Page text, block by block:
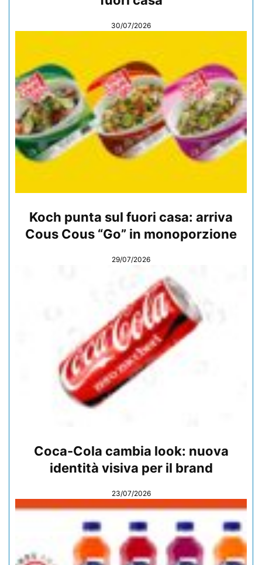
30/07/2026
Koch punta sul fuori casa: arriva
Cous Cous “Go” in monoporzione
29/07/2026
Coca-Cola cambia look: nuova
identità visiva per il brand
23/07/2026